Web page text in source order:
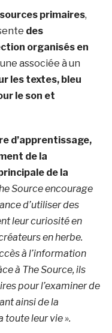
primaires,
des
organisés en
associée à un
les textes, bleu
le son et
d’apprentissage,
de la
de la
Source encourage
d’utiliser des
leur curiosité en
en herbe.
à l’information
à The Source, ils
pour l’examiner de
ainsi de la
toute leur vie ».